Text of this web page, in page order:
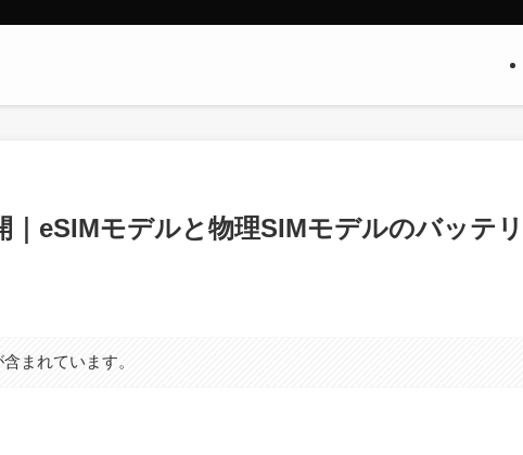
｜eSIMモデルと物理SIMモデルのバッテリ
まれています。